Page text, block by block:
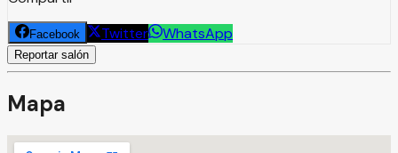
Facebook Twitter WhatsApp
Reportar salón
Mapa